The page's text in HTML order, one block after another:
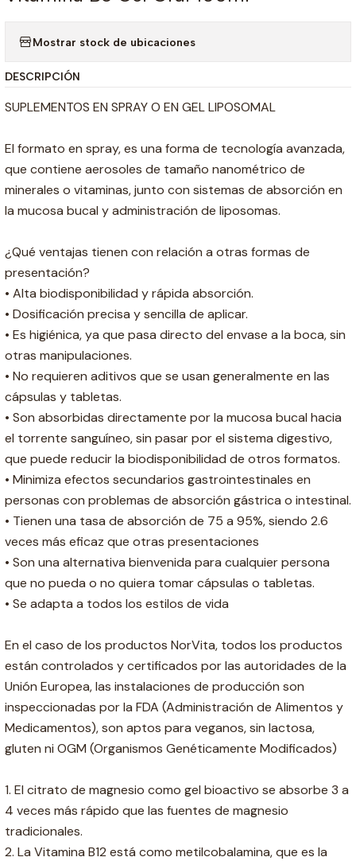
Mostrar stock de ubicaciones
DESCRIPCIÓN
SUPLEMENTOS EN SPRAY O EN GEL LIPOSOMAL
El formato en spray, es una forma de tecnología avanzada,
que contiene aerosoles de tamaño nanométrico de
minerales o vitaminas, junto con sistemas de absorción en
la mucosa bucal y administración de liposomas.
¿Qué ventajas tienen con relación a otras formas de
presentación?
• Alta biodisponibilidad y rápida absorción.
• Dosificación precisa y sencilla de aplicar.
• Es higiénica, ya que pasa directo del envase a la boca, sin
otras manipulaciones.
• No requieren aditivos que se usan generalmente en las
cápsulas y tabletas.
• Son absorbidas directamente por la mucosa bucal hacia
el torrente sanguíneo, sin pasar por el sistema digestivo,
que puede reducir la biodisponibilidad de otros formatos.
• Minimiza efectos secundarios gastrointestinales en
personas con problemas de absorción gástrica o intestinal.
• Tienen una tasa de absorción de 75 a 95%, siendo 2.6
veces más eficaz que otras presentaciones
• Son una alternativa bienvenida para cualquier persona
que no pueda o no quiera tomar cápsulas o tabletas.
• Se adapta a todos los estilos de vida
En el caso de los productos NorVita, todos los productos
están controlados y certificados por las autoridades de la
Unión Europea, las instalaciones de producción son
inspeccionadas por la FDA (Administración de Alimentos y
Medicamentos), son aptos para veganos, sin lactosa,
gluten ni OGM (Organismos Genéticamente Modificados)
1. El citrato de magnesio como gel bioactivo se absorbe 3 a
4 veces más rápido que las fuentes de magnesio
tradicionales.
2. La Vitamina B12 está como metilcobalamina, que es la